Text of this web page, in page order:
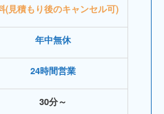
(見積もり後のキャンセル可)
年中無休
24時間営業
30分～